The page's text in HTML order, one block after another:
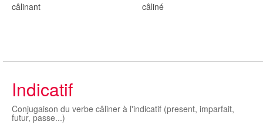
câlinant câliné
Indicatif
Conjugaison du verbe câliner à l'indicatif (present, imparfait,
futur, passe...)